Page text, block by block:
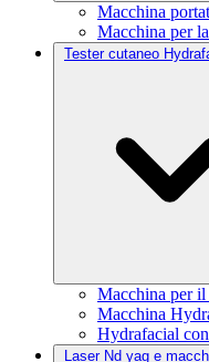
Macchina
Macchina per
Tester cutaneo
Macchina per il
Macchina
Hydrafacial
Laser Nd yag e